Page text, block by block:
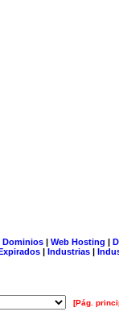
Dominios| Web Hosting |
| Industrias |
[Pág.